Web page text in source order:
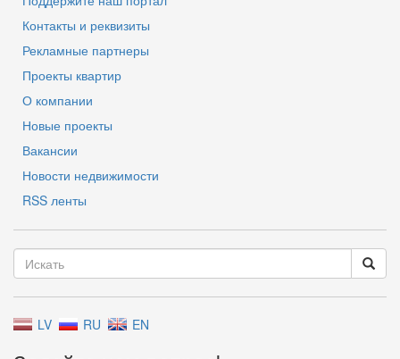
Контакты и реквизиты
Рекламные партнеры
Проекты квартир
О компании
Новые проекты
Вакансии
Новости недвижимости
RSS ленты
LV RU EN